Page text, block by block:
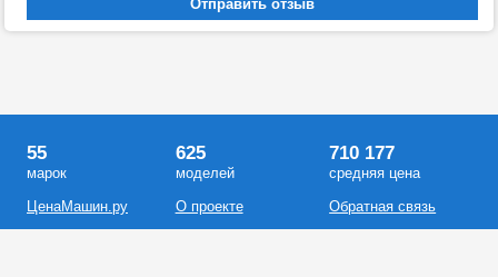
55
марок
ЦенаМашин.ру
625
моделей
О проекте
710 177
средняя цена
Обратная связь